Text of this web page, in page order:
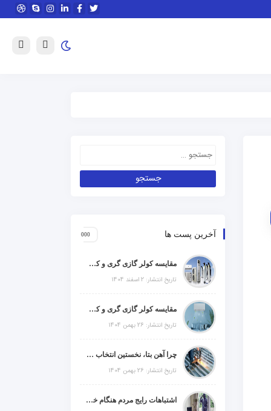
آخرین پست ها
مقایسه کولر گازی گری و کریر و ال جی و جنرال گلد و هایسنس و مدیا و اجنرال
تاریخ انتشار: 2 اسفند 1404
مقایسه کولر گازی گری و کریر و ال جی و جنرال گلد و جنرال شکار و سامسونگ و یونیوا
تاریخ انتشار: 26 بهمن 1404
چرا آهن بتا، نخستین انتخاب برای گل میخ عرشه فولادی در ایران است؟
تاریخ انتشار: 26 بهمن 1404
اشتباهات رایج مردم هنگام خرید دزدگیر منزل